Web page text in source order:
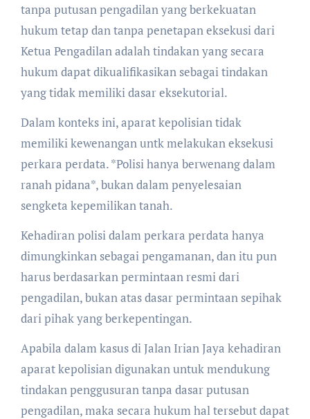
tanpa putusan pengadilan yang berkekuatan
hukum tetap dan tanpa penetapan eksekusi dari
Ketua Pengadilan adalah tindakan yang secara
hukum dapat dikualifikasikan sebagai tindakan
yang tidak memiliki dasar eksekutorial.
Dalam konteks ini, aparat kepolisian tidak
memiliki kewenangan untk melakukan eksekusi
perkara perdata. *Polisi hanya berwenang dalam
ranah pidana*, bukan dalam penyelesaian
sengketa kepemilikan tanah.
Kehadiran polisi dalam perkara perdata hanya
dimungkinkan sebagai pengamanan, dan itu pun
harus berdasarkan permintaan resmi dari
pengadilan, bukan atas dasar permintaan sepihak
dari pihak yang berkepentingan.
Apabila dalam kasus di Jalan Irian Jaya kehadiran
aparat kepolisian digunakan untuk mendukung
tindakan penggusuran tanpa dasar putusan
pengadilan, maka secara hukum hal tersebut dapat